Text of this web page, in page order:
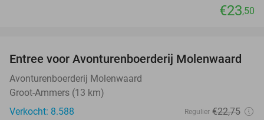
€23,50
27%
Entree voor Avonturenboerderij Molenwaard
Avonturenboerderij Molenwaard
Groot-Ammers (13 km)
Verkocht: 8.588
Regulier €22,75